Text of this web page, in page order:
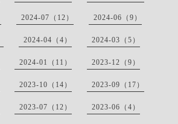
2024-07（12） 2024-06（9）
2024-04（4） 2024-03（5）
2024-01（11） 2023-12（9）
2023-10（14） 2023-09（17）
2023-07（12） 2023-06（4）